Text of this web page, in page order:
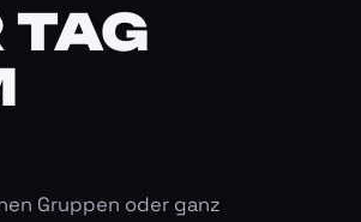
TAG
Gruppen oder ganz